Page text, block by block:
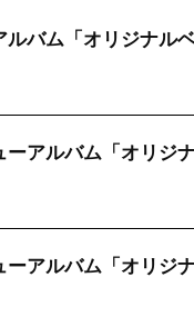
バム「オリジナル
ーアルバム「オリ
ーアルバム「オリ